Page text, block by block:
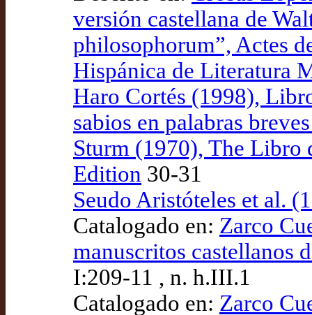
versión castellana de
philosophorum”, Actes
Hispánica de Literatura
Haro Cortés (1998),
sabios en palabras
Sturm (1970), The Libro
Edition 30-31
Seudo Aristóteles et al.
Catalogado en: Zarco
manuscritos castellanos
I:209-11 , n. h.III.1
Catalogado en: Zarco